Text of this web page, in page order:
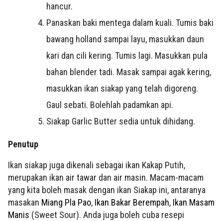
hancur.
Panaskan baki mentega dalam kuali. Tumis baki
bawang holland sampai layu, masukkan daun
kari dan cili kering. Tumis lagi. Masukkan pula
bahan blender tadi. Masak sampai agak kering,
masukkan ikan siakap yang telah digoreng.
Gaul sebati. Bolehlah padamkan api.
Siakap Garlic Butter sedia untuk dihidang.
Penutup
Ikan siakap juga dikenali sebagai ikan Kakap Putih,
merupakan ikan air tawar dan air masin. Macam-macam
yang kita boleh masak dengan ikan Siakap ini, antaranya
masakan Miang Pla Pao, Ikan Bakar Berempah, Ikan Masam
Manis (Sweet Sour). Anda juga boleh cuba resepi